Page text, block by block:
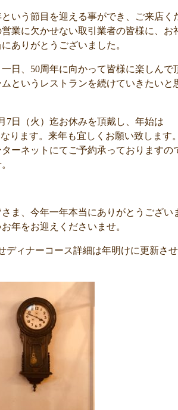
という節目を迎える事ができ、ご来店く
業に欠かせない取引業者の皆様に、お
ありがとうございました。
日、50周年に向かって皆様に楽しんで
というレストランを続けていきたいと
7日（火）迄お休みを頂戴し、年始は
ります。来年も宜しくお願い致します
ーネットにてご予約承っておりますの
ま、今年一年本当にありがとうござい
年をお迎えくださいませ。
ディナーコース詳細は年明けに更新させ